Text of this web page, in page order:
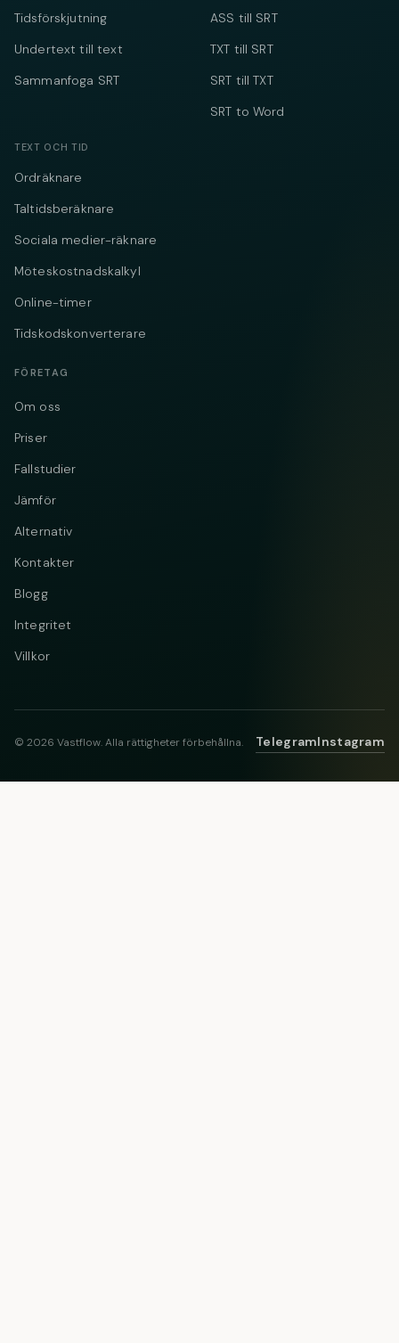
Tidsförskjutning
Undertext till text
Sammanfoga SRT
ASS till SRT
TXT till SRT
SRT till TXT
SRT to Word
TEXT OCH TID
Ordräknare
Taltidsberäknare
Sociala medier-räknare
Möteskostnadskalkyl
Online-timer
Tidskodskonverterare
FÖRETAG
Om oss
Priser
Fallstudier
Jämför
Alternativ
Kontakter
Blogg
Integritet
Villkor
© 2026 Vastflow. Alla rättigheter förbehållna. TelegramInstagram